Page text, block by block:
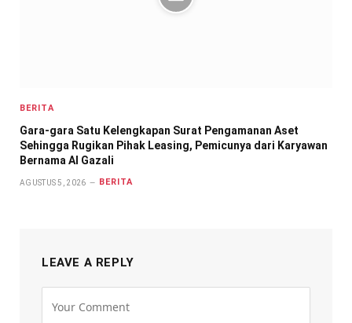
BERITA
Gara-gara Satu Kelengkapan Surat Pengamanan Aset
Sehingga Rugikan Pihak Leasing, Pemicunya dari Karyawan
Bernama Al Gazali
AGUSTUS 5, 2026 BERITA
LEAVE A REPLY